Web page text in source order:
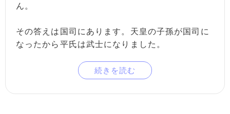
ん。
その答えは国司にあります。天皇の子孫が国司に
なったから平氏は武士になりました。
続きを読む